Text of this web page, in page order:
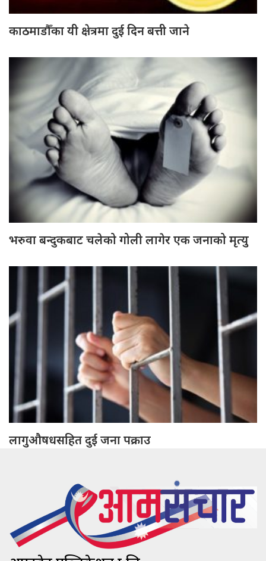
काठमाडौँका यी क्षेत्रमा दुई दिन बत्ती जाने
भरुवा बन्दुकबाट चलेको गोली लागेर एक जनाको मृत्यु
लागुऔषधसहित दुई जना पक्राउ